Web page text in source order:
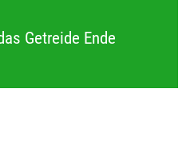
Getreide Ende